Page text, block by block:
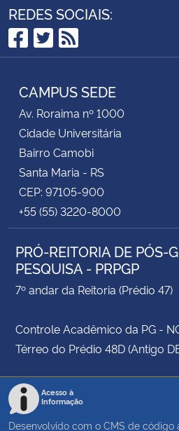
REDES SOCIAIS:
Facebook
Twitter
RSS
CAMPUS SEDE
Av. Roraima nº 1000
Cidade Universitária
Bairro Camobi
Santa Maria - RS
CEP: 97105-900
+55 (55) 3220-8000
PRÓ-REITORIA DE PÓS-
PESQUISA - PRPGP
7º andar da Reitoria (Prédio 47)
Controle Acadêmico da PG -
Térreo do Prédio 48D (Antigo
Acesso à
Informação
Desenvolvido com o CMS de código